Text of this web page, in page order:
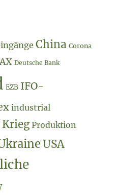
China Corona
Deutsche Bank
EZB IFO-
industrial
Krieg Produktion
USA